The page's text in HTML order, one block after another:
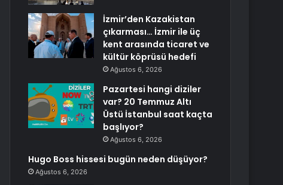
İzmir’den Kazakistan
çıkarması… İzmir ile üç
kent arasında ticaret ve
kültür köprüsü hedefi
Ağustos 6, 2026
Pazartesi hangi diziler
var? 20 Temmuz Altı
Üstü İstanbul saat kaçta
başlıyor?
Ağustos 6, 2026
Hugo Boss hissesi bugün neden düşüyor?
Ağustos 6, 2026